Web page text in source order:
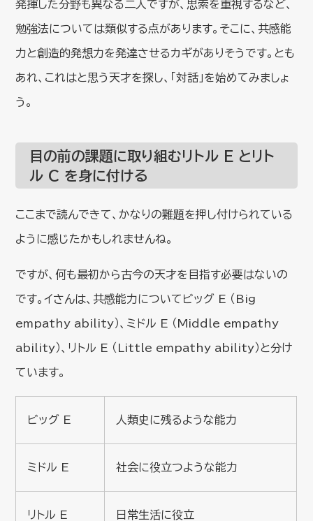
発揮した分野も異なる二人ですが、思索を重視するなど、
勉強法については類似する点があります。そこに、共感能
力と創造的発想力を発達させるカギがありそうです。とも
あれ、これはと思う天才を探し、「対話」を始めてみましょ
う。
目の前の課題に取り組むリトル E とリト
ル C を身に付ける
ここまで読んできて、かなりの難題を押し付けられている
ように感じたかもしれませんね。
ですが、何も最初から古今の天才を目指す必要はないの
です。イさんは、共感能力についてビッグ E （Big
empathy ability）、ミドル E （Middle empathy
ability）、リトル E （Little empathy ability）と分け
ています。
ビッグ E 人類史に残るような能力
ミドル E 社会に役立つような能力
リトル E 日常生活に役立